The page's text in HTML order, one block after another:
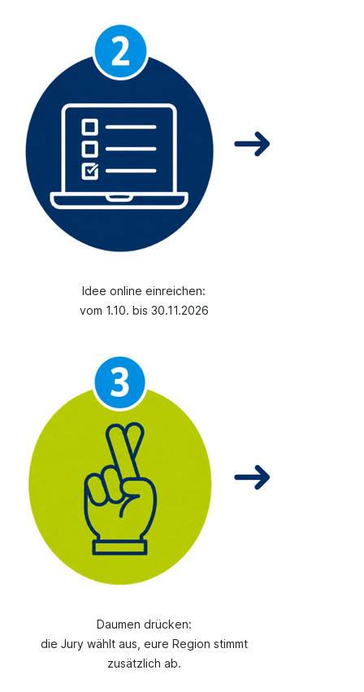
Idee online einreichen:
vom 1.10. bis 30.11.2026
Daumen drücken:
die Jury wählt aus, eure Region stimmt
zusätzlich ab.